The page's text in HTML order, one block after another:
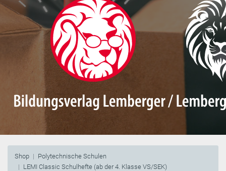
Shop
Polytechnische Schulen
LEMI Classic Schulhefte (ab der 4. Klasse VS/SEK)